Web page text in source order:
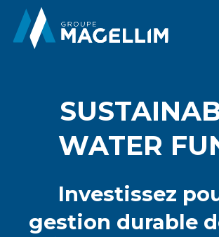
WATER
Investissez
gestion durable